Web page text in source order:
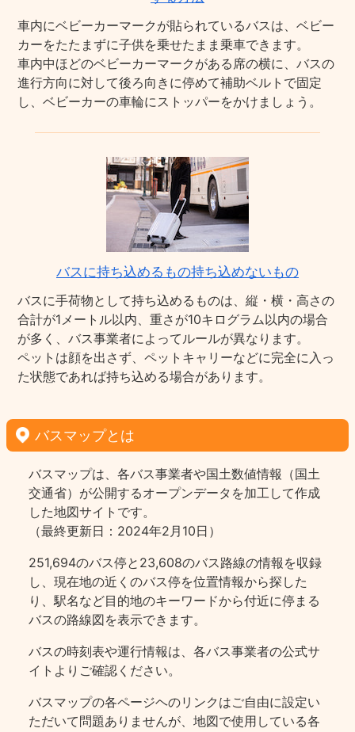
車内にベビーカーマークが貼られているバスは、ベビー
カーをたたまずに子供を乗せたまま乗車できます。
車内中ほどのベビーカーマークがある席の横に、バスの
進行方向に対して後ろ向きに停めて補助ベルトで固定
し、ベビーカーの車輪にストッパーをかけましょう。
バスに持ち込めるもの持ち込めないもの
バスに手荷物として持ち込めるものは、縦・横・高さの
合計が1メートル以内、重さが10キログラム以内の場合
が多く、バス事業者によってルールが異なります。
ペットは顔を出さず、ペットキャリーなどに完全に入っ
た状態であれば持ち込める場合があります。
バスマップとは
バスマップは、各バス事業者や国土数値情報（国土
交通省）が公開するオープンデータを加工して作成
した地図サイトです。
（最終更新日：2024年2月10日）
251,694のバス停と23,608のバス路線の情報を収録
し、現在地の近くのバス停を位置情報から探した
り、駅名など目的地のキーワードから付近に停まる
バスの路線図を表示できます。
バスの時刻表や運行情報は、各バス事業者の公式サ
イトよりご確認ください。
バスマップの各ページヘのリンクはご自由に設定い
ただいて問題ありませんが、地図で使用している各